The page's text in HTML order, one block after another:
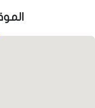
القناة البحرية
تشكمجة والمؤدية